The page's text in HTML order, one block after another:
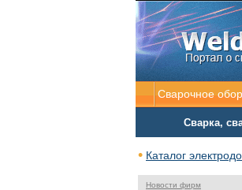
Новости фирм
Сварочное
Сварка,
• Каталог